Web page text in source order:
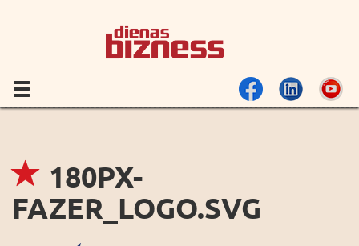
180PX-
FAZER_LOGO.SVG